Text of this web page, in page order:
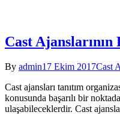
Cast
By admin17 Ekim 2017Cast
Cast ajansları tanıtım
konusunda başarılı bir
ulaşabileceklerdir. Cast